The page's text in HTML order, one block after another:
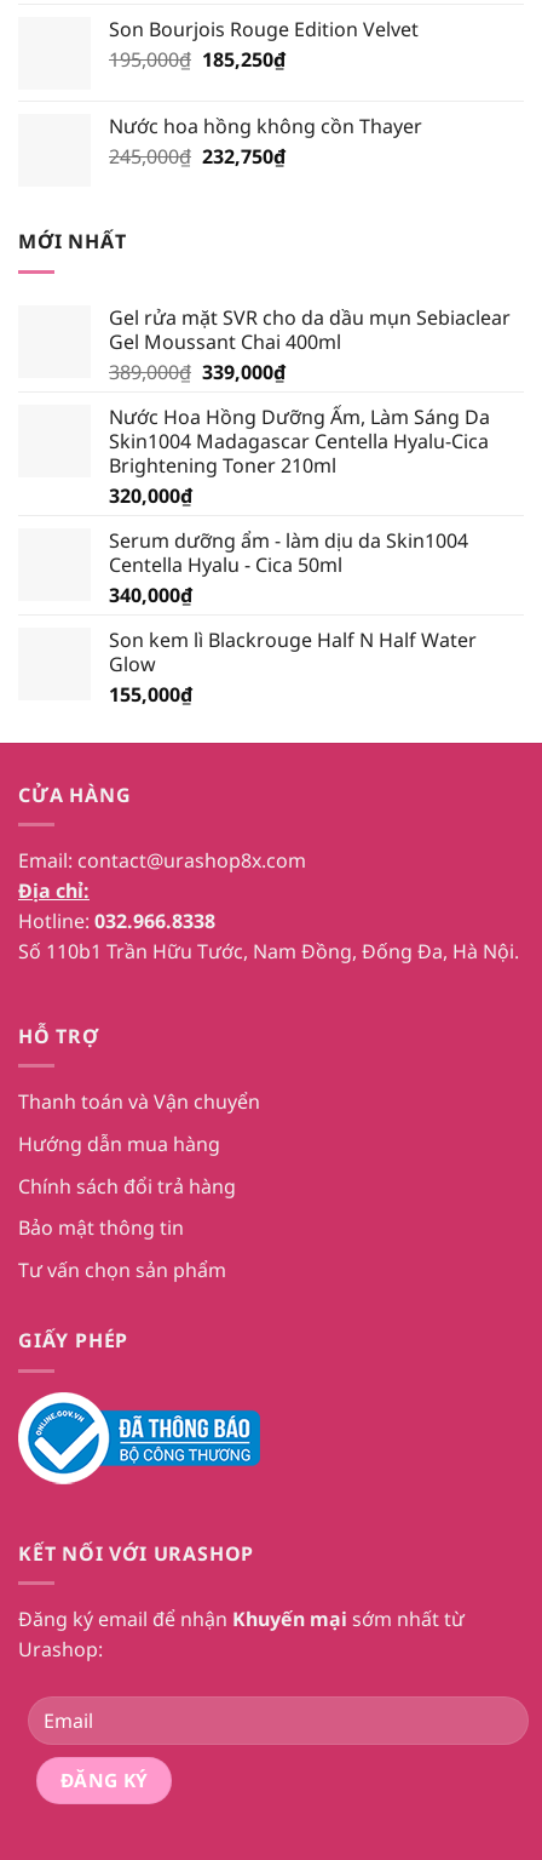
là:
210,000₫.
tại
là:
Son Bourjois Rouge Edition Velvet
195,000₫ Giá
195,000₫.
185,250₫Giá
là:
185,250₫.
Nước hoa hồng không cồn Thayer
245,000₫ Giá
232,750₫Giá
MỚI NHẤT
Gel rửa mặt SVR cho da dầu mụn Sebiaclear
Gel Moussant Chai 400ml
389,000₫ Giá
là:
389,000₫.
339,000₫Giá
tại
là:
339,000₫.
Nước Hoa Hồng Dưỡng Ẩm, Làm Sáng Da
Skin1004 Madagascar Centella Hyalu-Cica
Brightening Toner 210ml
320,000₫
Serum dưỡng ẩm - làm dịu da Skin1004
Centella Hyalu - Cica 50ml
340,000₫
Son kem lì Blackrouge Half N Half Water
Glow
155,000₫
CỬA HÀNG
Email: contact@urashop8x.com
Địa chỉ:
Hotline: 032.966.8338
Số 110b1 Trần Hữu Tước, Nam Đồng, Đống Đa, Hà Nội.
HỖ TRỢ
Thanh toán và Vận chuyển
Hướng dẫn mua hàng
Chính sách đổi trả hàng
Bảo mật thông tin
Tư vấn chọn sản phẩm
GIẤY PHÉP
KẾT NỐI VỚI URASHOP
Đăng ký email để nhận Khuyến mại sớm nhất từ
Urashop: